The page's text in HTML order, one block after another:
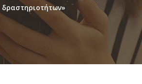
δραστηριοτήτων»